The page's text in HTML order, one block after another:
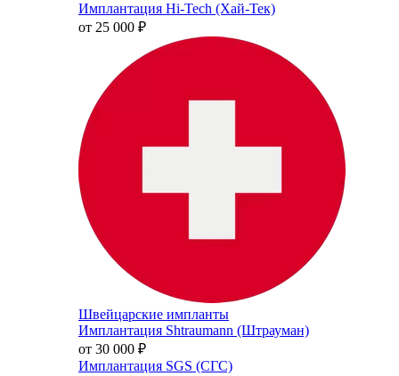
Имплантация Hi-Tech (Хай-Тек)
от 25 000 ₽
Швейцарские импланты
Имплантация Shtraumann (Штрауман)
от 30 000 ₽
Имплантация SGS (СГС)